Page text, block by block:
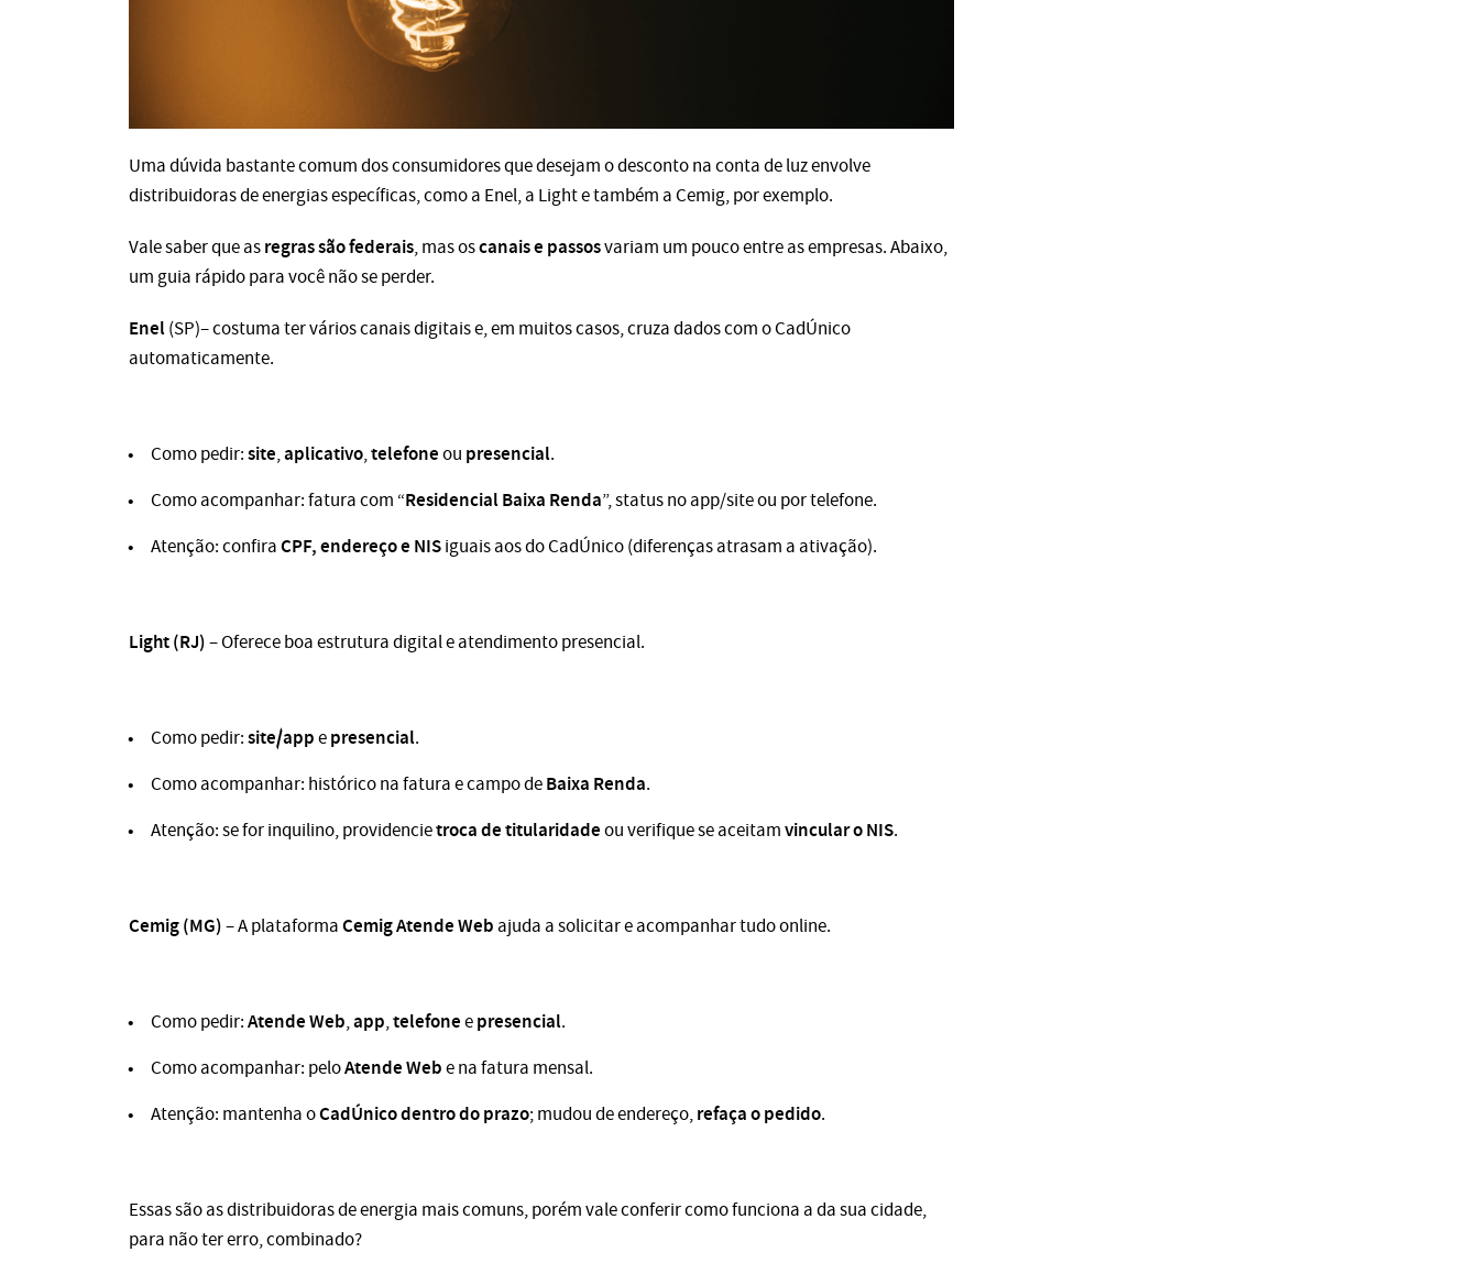
Uma dúvida bastante comum dos consumidores que desejam o desconto na conta de luz envolve
distribuidoras de energias específicas, como a Enel, a Light e também a Cemig, por exemplo.
Vale saber que asregras são federais, mas oscanais e passosvariam um pouco entre as empresas. Abaixo,
um guia rápido para você não se perder.
Enel(SP)– costuma ter vários canais digitais e, em muitos casos, cruza dados com o CadÚnico
automaticamente.
Como pedir:site,aplicativo,telefoneou presencial.
Como acompanhar: fatura com “Residencial Baixa Renda”, status no app/site ou por telefone.
Atenção: confiraCPF, endereço e NISiguais aos do CadÚnico (diferenças atrasam a ativação).
Light (RJ)– Oferece boa estrutura digital e atendimento presencial.
Como pedir:site/appepresencial.
Como acompanhar: histórico na fatura e campo deBaixa Renda.
Atenção: se for inquilino, providencietroca de titularidadeou verifique se aceitamvincular o NIS.
Cemig (MG)– A plataformaCemig Atende Webajuda a solicitar e acompanhar tudo online.
Como pedir:Atende Web,app,telefoneepresencial.
Como acompanhar: peloAtende Webe na fatura mensal.
Atenção: mantenha oCadÚnico dentro do prazo; mudou de endereço,refaça o pedido.
Essas são as distribuidoras de energia mais comuns, porém vale conferir como funciona a da sua cidade,
para não ter erro, combinado?